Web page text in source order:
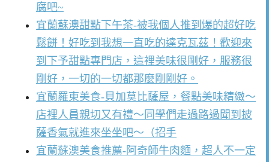
腐吧~
宜蘭蘇澳甜點下午茶-被我個人推到爆的超好吃
鬆餅！好吃到我想一直吃的達克瓦茲！歡迎來
到下予甜點專門店，這裡美味很剛好，服務很
剛好，一切的一切都那麼剛剛好。
宜蘭羅東美食-貝加莫比薩屋，餐點美味精緻～
店裡人員親切又有禮～同學們走過路過聞到披
薩香氣就進來坐坐吧～（招手
宜蘭蘇澳美食推薦-阿奇師牛肉麵，超人不一定